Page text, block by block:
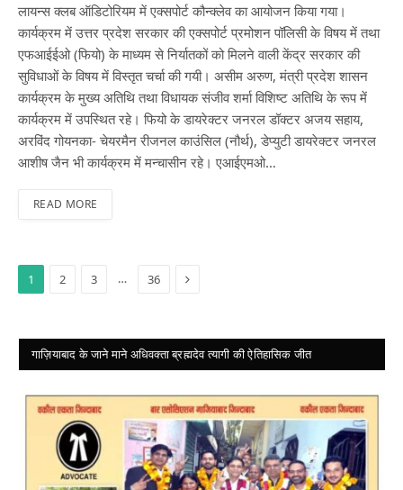
लायन्स क्लब ऑडिटोरियम में एक्सपोर्ट कौन्क्लेव का आयोजन किया गया।
कार्यक्रम में उत्तर प्रदेश सरकार की एक्सपोर्ट प्रमोशन पॉलिसी के विषय में तथा
एफआईईओ (फियो) के माध्यम से निर्यातकों को मिलने वाली केंद्र सरकार की
सुविधाओं के विषय में विस्तृत चर्चा की गयी। असीम अरुण, मंत्री प्रदेश शासन
कार्यक्रम के मुख्य अतिथि तथा विधायक संजीव शर्मा विशिष्ट अतिथि के रूप में
कार्यक्रम में उपस्थित रहे। फियो के डायरेक्टर जनरल डॉक्टर अजय सहाय,
अरविंद गोयनका- चेयरमैन रीजनल काउंसिल (नौर्थ), डेप्युटी डायरेक्टर जनरल
आशीष जैन भी कार्यक्रम में मन्चासीन रहे। एआईएमओ…
READ MORE
1 2 3 … 36 Next
गाज़ियाबाद के जाने माने अधिवक्ता ब्रह्मदेव त्यागी की ऐतिहासिक जीत